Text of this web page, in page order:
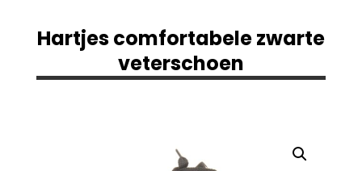
Hartjes comfortabele zwarte
veterschoen